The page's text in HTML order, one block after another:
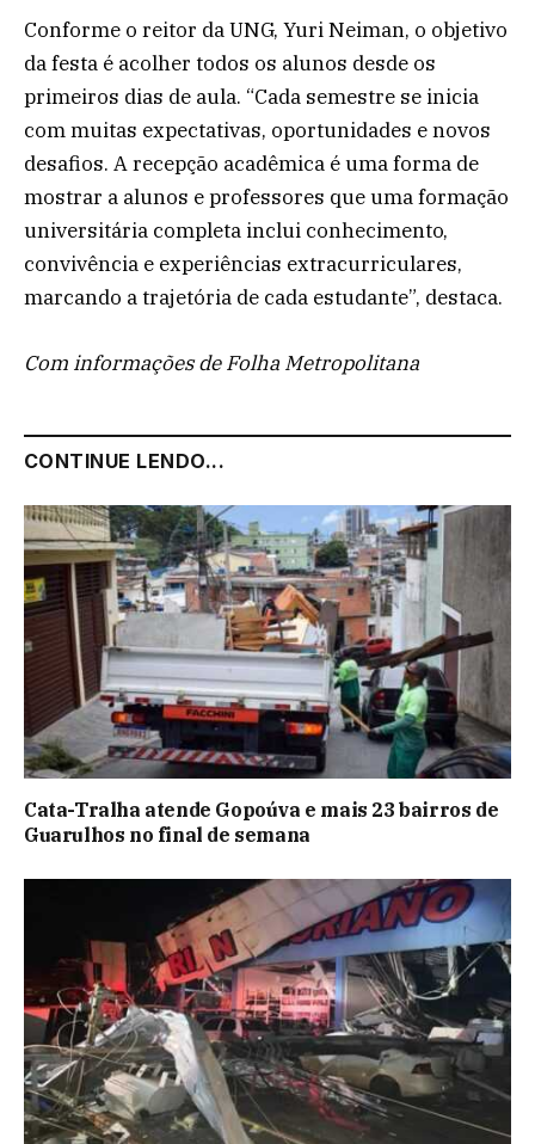
Conforme o reitor da UNG, Yuri Neiman, o objetivo
da festa é acolher todos os alunos desde os
primeiros dias de aula. “Cada semestre se inicia
com muitas expectativas, oportunidades e novos
desafios. A recepção acadêmica é uma forma de
mostrar a alunos e professores que uma formação
universitária completa inclui conhecimento,
convivência e experiências extracurriculares,
marcando a trajetória de cada estudante”, destaca.
Com informações de Folha Metropolitana
CONTINUE LENDO...
Cata-Tralha atende Gopoúva e mais 23 bairros de
Guarulhos no final de semana